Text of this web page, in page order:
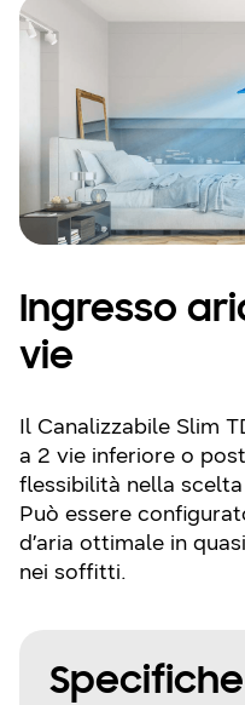
Ingresso
vie
Il Canalizzabile Slim
a 2 vie inferiore o
flessibilità nella
Può essere
d’aria ottimale in
nei soffitti.